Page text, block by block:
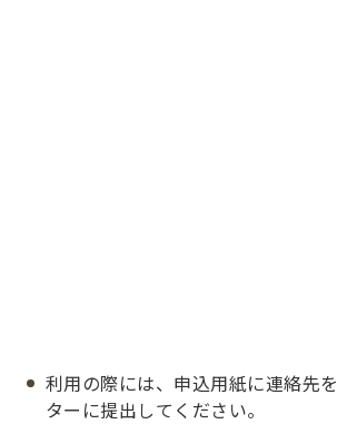
利用の際には、申込用紙に連絡先
ターに提出してください。